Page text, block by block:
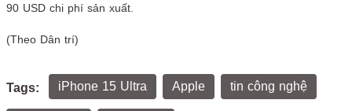
90 USD chi phí sản xuất.
(Theo Dân trí)
Tags: iPhone 15 Ultra Apple tin công nghệ